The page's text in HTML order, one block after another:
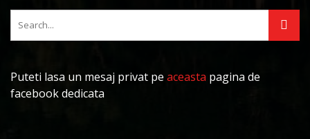
Puteti lasa un mesaj privat pe aceasta pagina de
facebook dedicata